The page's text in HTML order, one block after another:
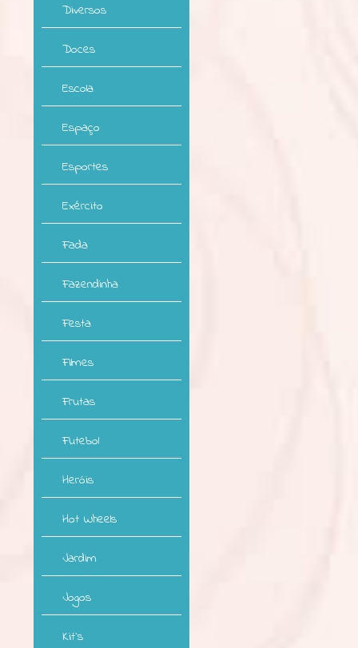
Diversos
Doces
Escola
Espaço
Esportes
Exército
Fada
Fazendinha
Festa
Filmes
Frutas
Futebol
Heróis
Hot Wheels
Jardim
Jogos
Kit`s